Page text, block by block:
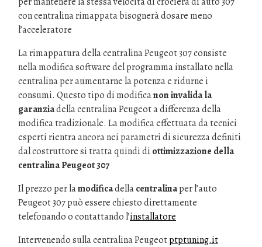
con centralina rimappata bisognerà dosare meno
l’acceleratore
La rimappatura della centralina Peugeot 307 consiste
nella modifica software del programma installato nella
centralina per aumentarne la potenza e ridurne i
consumi. Questo tipo di modificanon invalida la
garanziadella centralina Peugeot a differenza della
modifica tradizionale. La modifica effettuata da tecnici
esperti rientra ancora nei parametri di sicurezza definiti
dal costruttore si tratta quindi di ottimizzazione della
centralina Peugeot 307
Il prezzo per lamodificadellacentralinaper l’auto
Peugeot 307 può essere chiesto direttamente
telefonando o contattando l’installatore
Intervenendo sulla centralina Peugeotptptuning.it